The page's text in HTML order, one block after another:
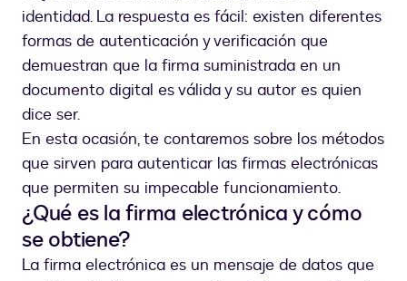
identidad. La respuesta es fácil: existen diferentes
formas de autenticación y verificación que
demuestran que la firma suministrada en un
documento digital es válida y su autor es quien
dice ser.
En esta ocasión, te contaremos sobre los métodos
que sirven para autenticar las firmas electrónicas
que permiten su impecable funcionamiento.
¿Qué es la firma electrónica y cómo
se obtiene?
La firma electrónica es un mensaje de datos que